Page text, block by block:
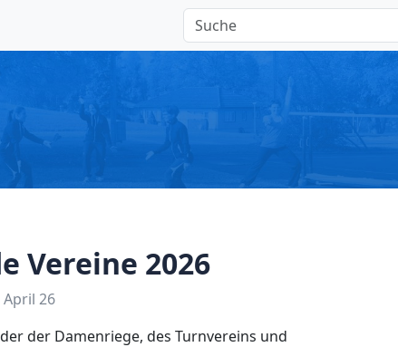
Vereine 2026
April 26
der Damenriege, des Turnvereins und